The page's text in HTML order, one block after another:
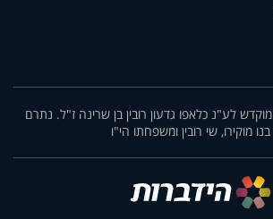
לע"נ כלאפו גדעון רובין בן שרינה ז"ל. נתרם
מוקירו, שי רובין ומשפחתו הי"ו